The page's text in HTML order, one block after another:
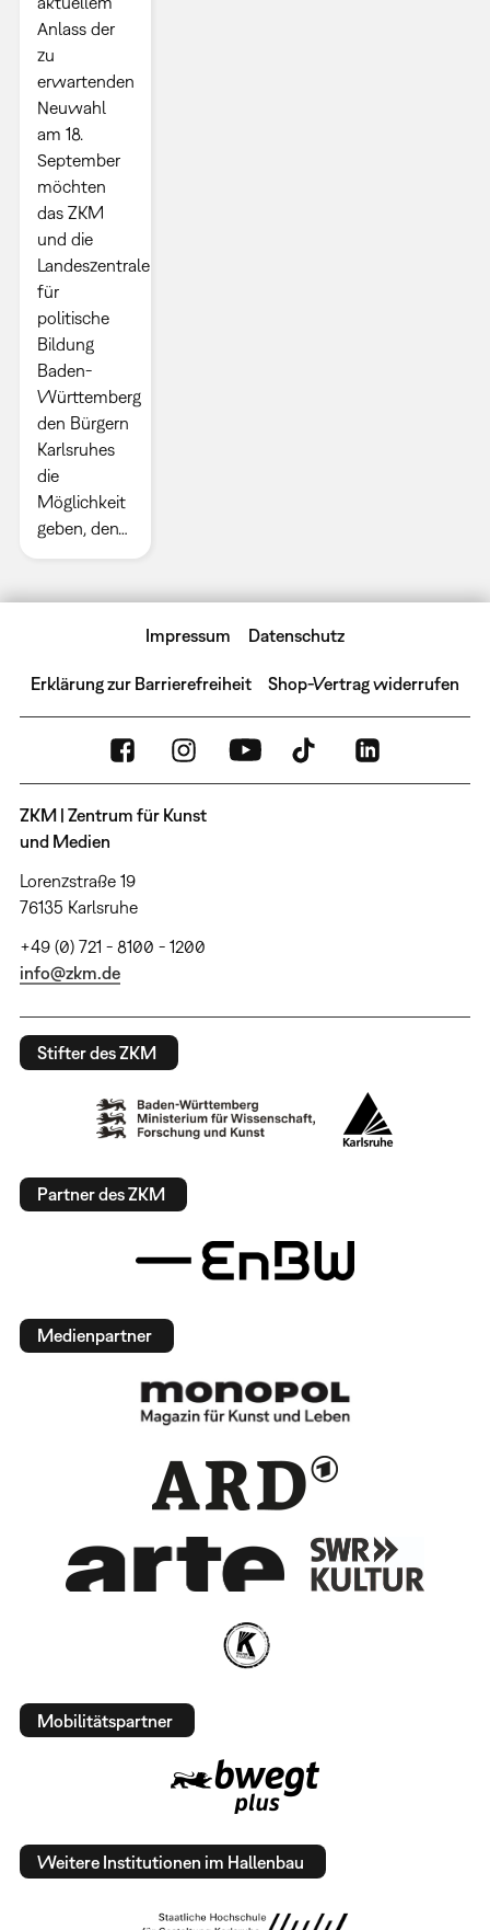
Anlass der
zu
erwartenden
Neuwahl
am 18.
September
möchten
das ZKM
und die
Landeszentrale
für
politische
Bildung
Baden-
Württemberg
den Bürgern
Karlsruhes
die
Möglichkeit
geben, den…
Impressum Datenschutz
Erklärung zur Barrierefreiheit Shop-Vertrag widerrufen
ZKM | Zentrum für Kunst
und Medien
Lorenzstraße 19
76135 Karlsruhe
+49 (0) 721 - 8100 - 1200
info@zkm.de
Stifter des ZKM
Partner des ZKM
Medienpartner
Mobilitätspartner
Weitere Institutionen im Hallenbau